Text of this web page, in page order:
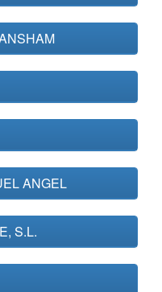
ANGEL
S.L.